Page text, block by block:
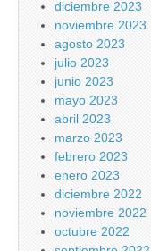
diciembre 2023
noviembre 2023
agosto 2023
julio 2023
junio 2023
mayo 2023
abril 2023
marzo 2023
febrero 2023
enero 2023
diciembre 2022
noviembre 2022
octubre 2022